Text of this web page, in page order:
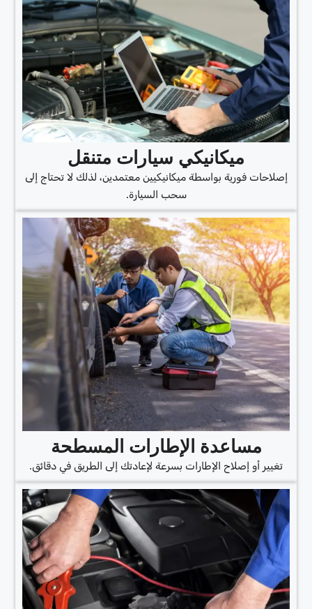
ميكانيكي سيارات متنقل
إصلاحات فورية بواسطة ميكانيكيين معتمدين، لذلك لا تحتاج إلى
سحب السيارة.
مساعدة الإطارات المسطحة
تغيير أو إصلاح الإطارات بسرعة لإعادتك إلى الطريق في دقائق.